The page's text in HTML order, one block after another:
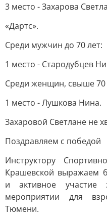
3 место - Захарова
«Дартс».
Среди мужчин до 70 лет:
1 место - Стародубцев
Среди женщин, свыше 70
1 место - Лушкова Нина.
Захаровой Светлане не
Поздравляем с победой
Инструктору
Крашевской выражаем
и активное
мероприятии для
Тюмени.